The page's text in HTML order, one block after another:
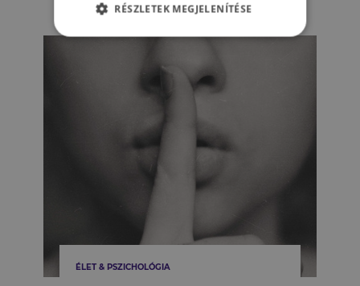
VARGA ZOLTÁN
ÉLET & PSZICHOLÓGIA
RÉSZLETEK MEGJELENÍTÉSE